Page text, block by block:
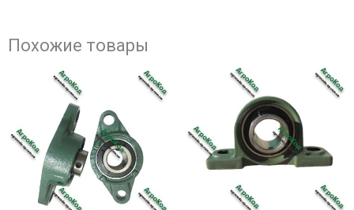
Похожие товары
товар
несколько
вариаций.
выбрать